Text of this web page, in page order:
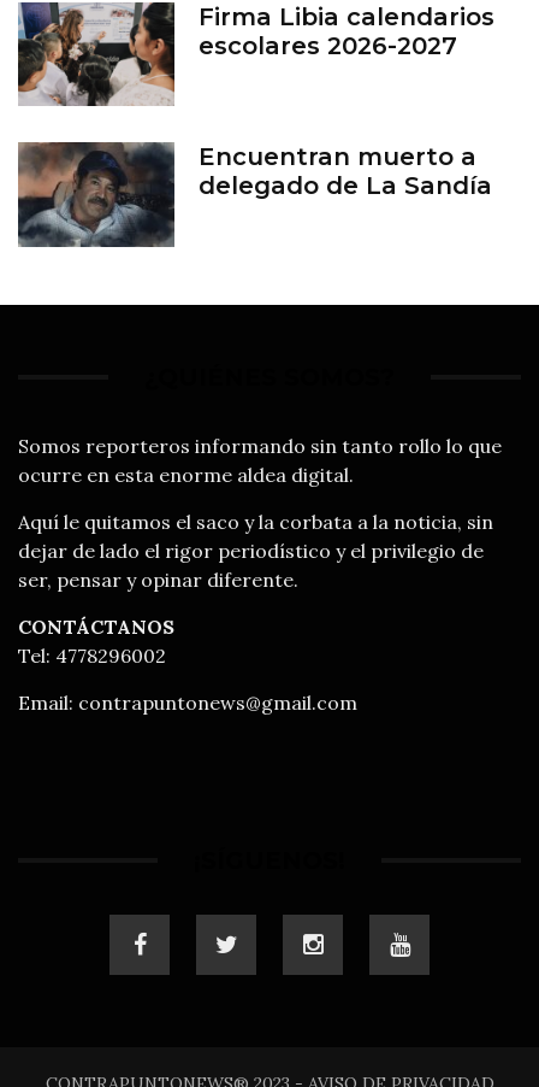
Firma Libia calendarios
escolares 2026-2027
Encuentran muerto a
delegado de La Sandía
Somos reporteros informando sin tanto rollo lo que
ocurre en esta enorme aldea digital.
Aquí le quitamos el saco y la corbata a la noticia, sin
dejar de lado el rigor periodístico y el privilegio de
ser, pensar y opinar diferente.
CONTÁCTANOS
Tel: 4778296002
Email: contrapuntonews@gmail.com